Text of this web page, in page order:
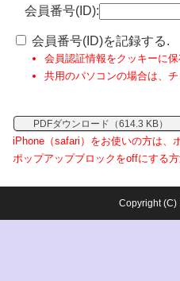
会員番号(ID):
会員番号(ID)を記録する.
会員認証情報をクッキーに
共用のパソコンの場合は、
PDFダウンロード（614.3 KB）
iPhone（safari）をお使いの方は、
ポップアップブロックをoffにする方
Copyright (C)